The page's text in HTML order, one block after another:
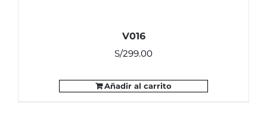
V016
S/299.00
Añadir al carrito